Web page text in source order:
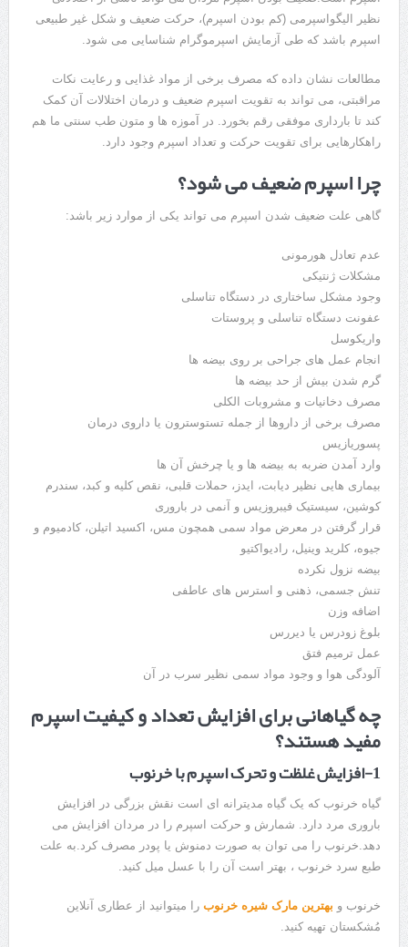
نظیر الیگواسپرمی (کم بودن اسپرم)، حرکت ضعیف و شکل غیر طبیعی
اسپرم باشد که طی آزمایش اسپرموگرام شناسایی می شود.
مطالعات نشان داده که مصرف برخی از مواد غذایی و رعایت نکات
مراقبتی، می تواند به تقویت اسپرم ضعیف و درمان اختلالات آن کمک
کند تا بارداری موفقی رقم بخورد. در آموزه ها و متون طب سنتی ما هم
راهکارهایی برای تقویت حرکت و تعداد اسپرم وجود دارد.
چرا اسپرم ضعیف می شود؟
گاهی علت ضعیف شدن اسپرم می تواند یکی از موارد زیر باشد:
عدم تعادل هورمونی
مشکلات ژنتیکی
وجود مشکل ساختاری در دستگاه تناسلی
عفونت دستگاه تناسلی و پروستات
واریکوسل
انجام عمل های جراحی بر روی بیضه ها
گرم شدن بیش از حد بیضه ها
مصرف دخانیات و مشروبات الکلی
مصرف برخی از داروها از جمله تستوسترون یا داروی درمان
پسوریازیس
وارد آمدن ضربه به بیضه ها و یا چرخش آن ها
بیماری هایی نظیر دیابت، ایدز، حملات قلبی، نقص کلیه و کبد، سندرم
کوشین، سیستیک فیبروزیس و آنمی در باروری
قرار گرفتن در معرض مواد سمی همچون مس، اکسید اتیلن، کادمیوم و
جیوه، کلرید وینیل، رادیواکتیو
بیضه نزول نکرده
تنش جسمی، ذهنی و استرس های عاطفی
اضافه وزن
بلوغ زودرس یا دیررس
عمل ترمیم فتق
آلودگی هوا و وجود مواد سمی نظیر سرب در آن
چه گیاهانی برای افزایش تعداد و کیفیت اسپرم
مفید هستند؟
1-افزایش غلظت و تحرک اسپرم با خرنوب
گیاه خرنوب که یک گیاه مدیترانه ای است نقش بزرگی در افزایش
باروری مرد دارد. شمارش و حرکت اسپرم را در مردان افزایش می
‌دهد.خرنوب را می توان به صورت دمنوش یا پودر مصرف کرد.به علت
طبع سرد خرنوب ، بهتر است آن را با عسل میل کنید.
خرنوب و بهترین مارک شیره خرنوبرا میتوانید از عطاری آنلاین
مُشکستان تهیه کنید.